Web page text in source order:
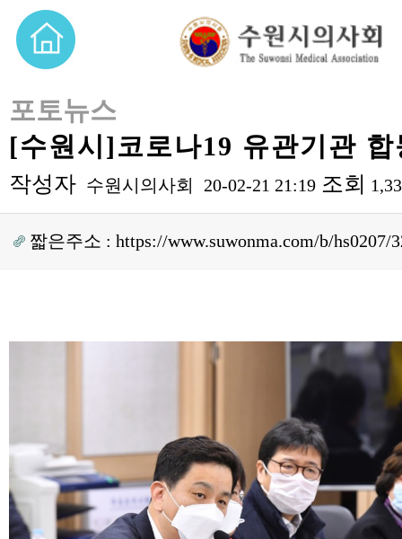
포토뉴스
[수원시]코로나19 유관기관 합
작성자 수원시의사회 20-02-21 21:19 조회
짧은주소 : https://www.suwonma.com/b/hs0207/